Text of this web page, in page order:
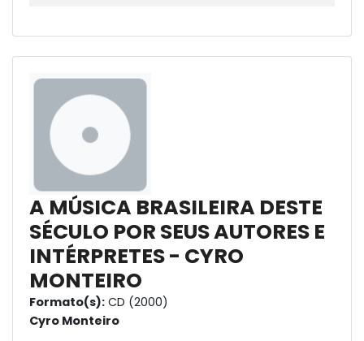
A MÚSICA BRASILEIRA DESTE
SÉCULO POR SEUS AUTORES E
INTÉRPRETES - CYRO
MONTEIRO
Formato(s): CD (2000)
Cyro Monteiro